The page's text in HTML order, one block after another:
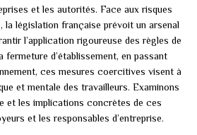
et les autorités. Face aux risques
la législation française prévoit un arsenal
l’application rigoureuse des règles de
fermeture d’établissement, en passant
ces mesures coercitives visent à
et mentale des travailleurs. Examinons
et les implications concrètes de ces
et les responsables d’entreprise.